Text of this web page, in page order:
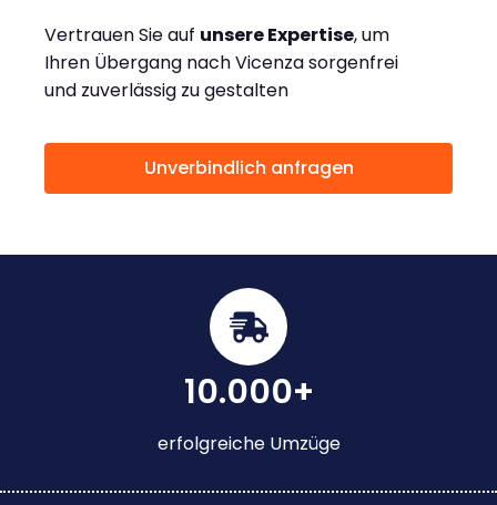
Vertrauen Sie auf unsere Expertise, um
Ihren Übergang nach Vicenza sorgenfrei
und zuverlässig zu gestalten
Unverbindlich anfragen
10.000+
erfolgreiche Umzüge